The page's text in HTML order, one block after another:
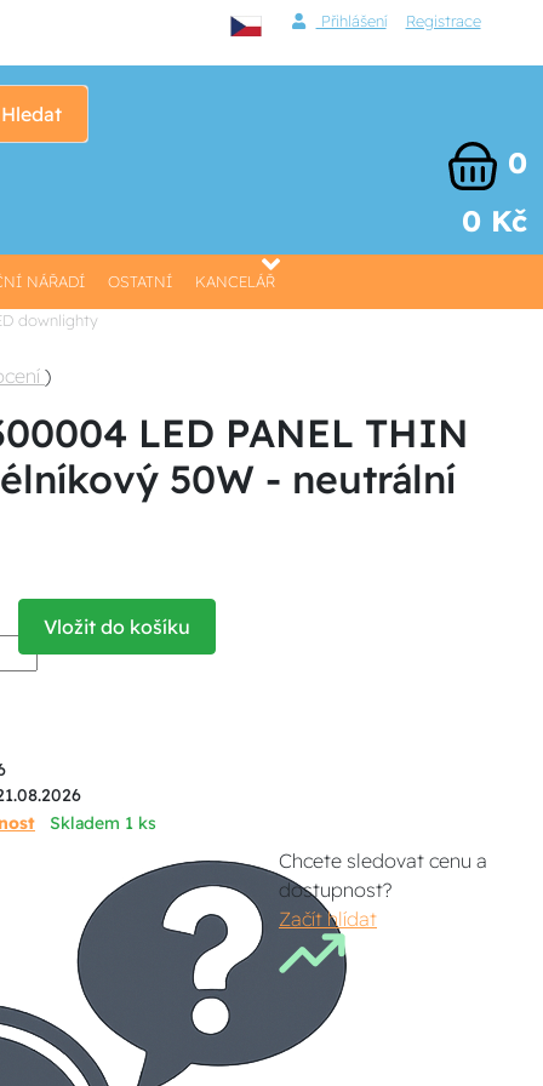
Přihlášení Registrace
Hledat
0
0 Kč
NÁŘADÍ OSTATNÍ KANCELÁŘ
downlighty
)
LED PANEL THIN
50W - neutrální
Vložit do košíku
Skladem 1 ks
Chcete sledovat cenu a
dostupnost?
Začít hlídat